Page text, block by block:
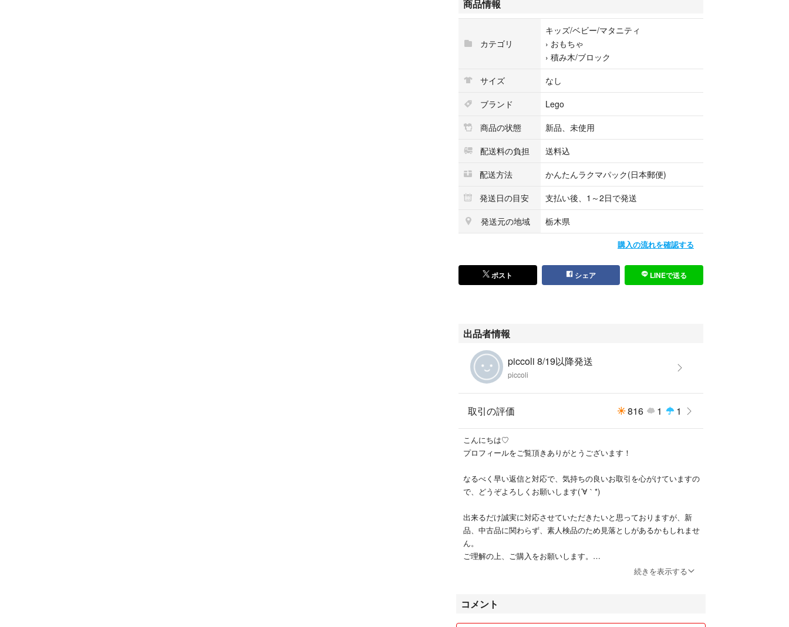
スペック···3歳以上
キャラクター···その他
商品情報
カテゴリ
キッズ/ベビー/マタニティ
› おもちゃ
› 積み木/ブロック
サイズ
なし
ブランド
Lego
商品の状態
新品、未使用
配送料の負担
送料込
配送方法
かんたんラクマパック(日本郵便)
発送日の目安
支払い後、1～2日で発送
発送元の地域
栃木県
購入の流れを確認する
ポスト シェア LINEで送る
出品者情報
piccoli 8/19以降発送
piccoli
取引の評価 816 1 1
こんにちは♡
プロフィールをご覧頂きありがとうございます！
なるべく早い返信と対応で、気持ちの良いお取引を心がけていますの
で、どうぞよろしくお願いします(´∀｀*)
出来るだけ誠実に対応させていただきたいと思っておりますが、新
品、中古品に関わらず、素人検品のため見落としがあるかもしれませ
ん。
ご理解の上、ご購入をお願いします。
不明な点はご購入前にコメントでご質問をお願いしますm(._.)m
また他サイトでも出品しているものもあります。
続きを表示する
コメント